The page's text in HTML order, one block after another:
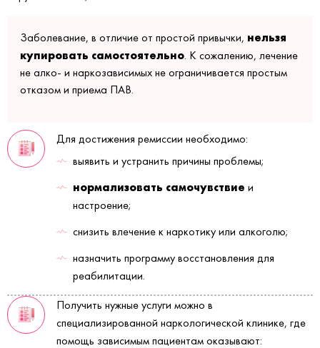
Заболевание, в отличие от простой привычки, нельзя
купировать самостоятельно . К сожалению, лечение
не алко- и наркозависимых не ограничивается простым
отказом и приема ПАВ.
Для достижения ремиссии необходимо:
выявить и устранить причины проблемы;
нормализовать самочувствие и
настроение;
снизить влечение к наркотику или алкоголю;
назначить программу восстановления для
реабилитации.
Получить нужные услуги можно в
специализированной наркологической клинике, где
помощь зависимым пациентам оказывают: